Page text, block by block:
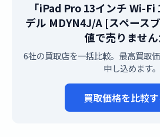
「iPad Pro 13インチ Wi-
デル MDYN4J/A [スペース
値で売りません
6社の買取店を一括比較。最高買取
申し込めます。
買取価格を比較